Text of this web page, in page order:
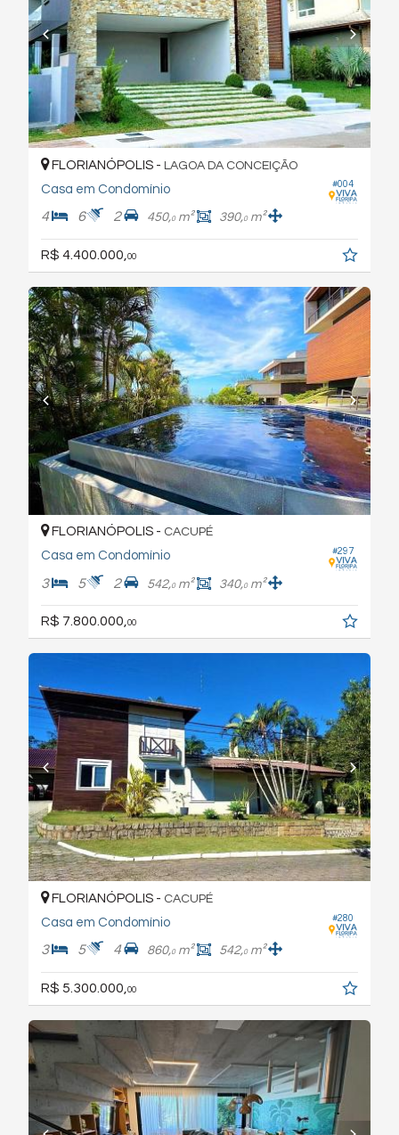
#004
FLORIANÓPOLIS - LAGOA DA CONCEIÇÃO
Casa em Condomínio
4 6 2 450,0m² 390,0m²
R$ 4.400.000, 00
#297
FLORIANÓPOLIS - CACUPÉ
Casa em Condomínio
3 5 2 542,0m² 340,0m²
R$ 7.800.000,00
#280
FLORIANÓPOLIS - CACUPÉ
Casa em Condomínio
3 5 4 860,0m² 542,0m²
R$ 5.300.000, 00